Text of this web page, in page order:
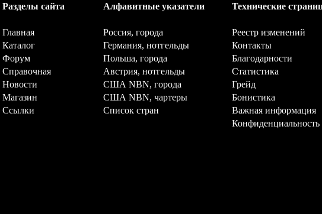
Разделы сайта Алфавитные указатели Технические
Главная Россия, города
Реестр изменений
Каталог
Германия, нотгельды
Контакты
Форум
Польша, города
Благодарности
Справочная
Австрия, нотгельды
Статистика
Новости
США NBN, города
Грейд
Магазин
США NBN, чартеры
Бонистика
Ссылки
Список стран
Важная информация
Конфиденциальность